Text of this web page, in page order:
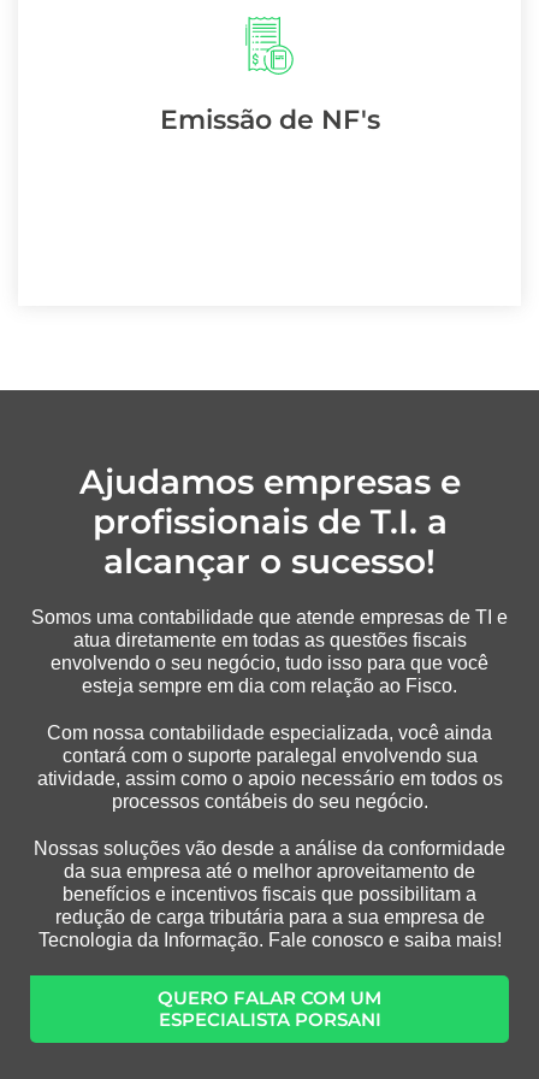
Emissão de NF's
Não se preocupe mais com a emissão das
Ajudamos empresas e
profissionais de T.I. a
alcançar o sucesso!
Somos uma contabilidade que atende empresas de TI e
atua diretamente em todas as questões fiscais
envolvendo o seu negócio, tudo isso para que você
esteja sempre em dia com relação ao Fisco.
Com nossa contabilidade especializada, você ainda
contará com o suporte paralegal envolvendo sua
atividade, assim como o apoio necessário em todos os
processos contábeis do seu negócio.
Nossas soluções vão desde a análise da conformidade
da sua empresa até o melhor aproveitamento de
benefícios e incentivos fiscais que possibilitam a
redução de carga tributária para a sua empresa de
Tecnologia da Informação. Fale conosco e saiba mais!
QUERO FALAR COM UM
ESPECIALISTA PORSANI